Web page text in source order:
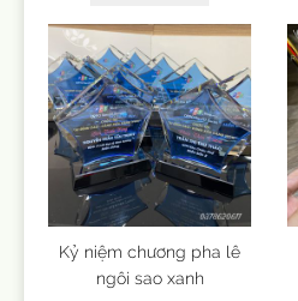
Kỷ niệm chương pha lê
ngôi sao xanh